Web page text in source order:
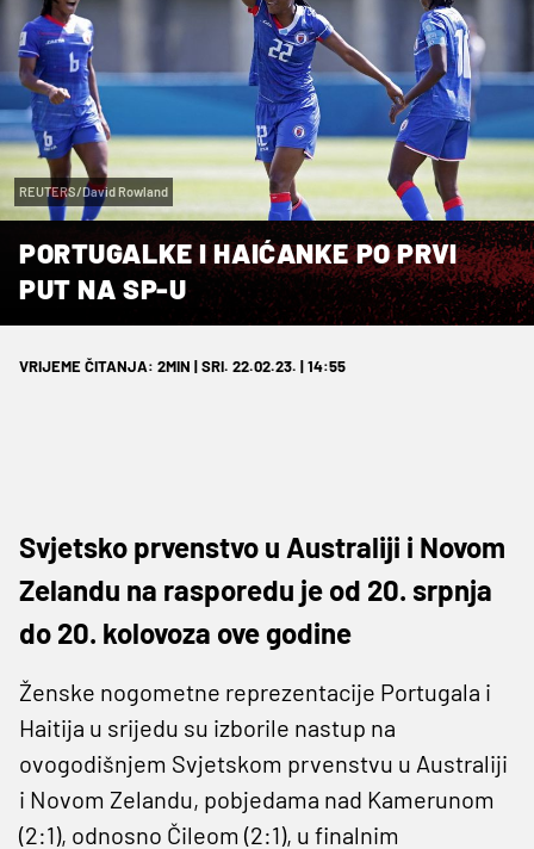
REUTERS/David Rowland
PORTUGALKE I HAIĆANKE PO PRVI
PUT NA SP-U
VRIJEME ČITANJA: 2MIN | SRI. 22.02.23. | 14:55
Svjetsko prvenstvo u Australiji i Novom
Zelandu na rasporedu je od 20. srpnja
do 20. kolovoza ove godine
Ženske nogometne reprezentacije Portugala i
Haitija u srijedu su izborile nastup na
ovogodišnjem Svjetskom prvenstvu u Australiji
i Novom Zelandu, pobjedama nad Kamerunom
(2:1), odnosno Čileom (2:1), u finalnim